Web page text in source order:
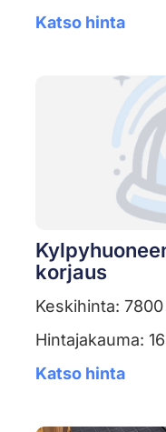
Katso hinta
korjaus
Keskihinta:
Hintajakauma:
Katso hinta